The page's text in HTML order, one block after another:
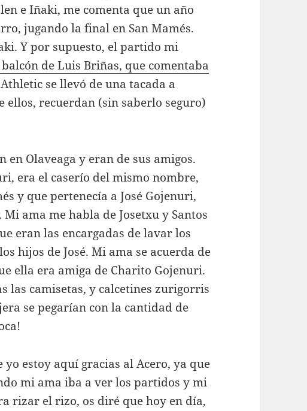
e Iñaki, me comenta que un año
jugando la final en San Mamés.
Y por supuesto, el partido mi
de Luis Briñas, que comentaba
se llevó de una tacada a
ellos, recuerdan (sin saberlo seguro)
Olaveaga y eran de sus amigos.
era el caserío del mismo nombre,
y que pertenecía a José Gojenuri,
ama me habla de Josetxu y Santos
eran las encargadas de lavar los
hijos de José. Mi ama se acuerda de
ella era amiga de Charito Gojenuri.
las camisetas, y calcetines zurigorris
se pegarían con la cantidad de
estoy aquí gracias al Acero, ya que
mi ama iba a ver los partidos y mi
rizar el rizo, os diré que hoy en día,